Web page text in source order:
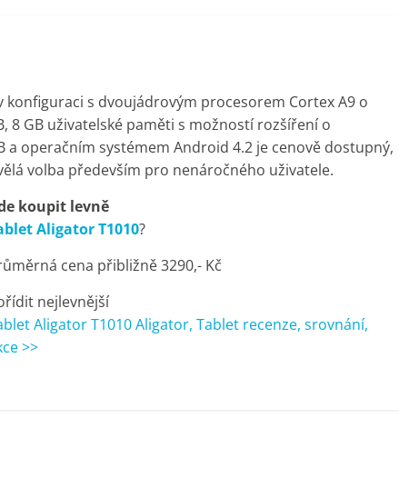
konfiguraci s dvoujádrovým procesorem Cortex A9 o
8 GB uživatelské paměti s možností rozšíření o
operačním systémem Android 4.2 je cenově dostupný,
volba především pro nenáročného uživatele.
koupit levně
Aligator T1010?
cena přibližně 3290,- Kč
nejlevnější
Aligator T1010 Aligator, Tablet recenze, srovnání,
>>